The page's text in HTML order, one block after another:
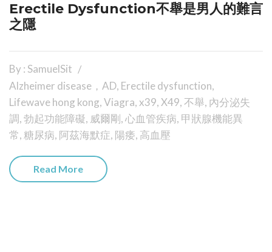
Erectile Dysfunction不舉是男人的難言
之隱
By : SamuelSit
Alzheimer disease，AD, Erectile dysfunction,
Lifewave hong kong,Viagra,x39,X49, 不舉, 內分泌失
調,勃起功能障礙, 威爾剛,心血管疾病, 甲狀腺機能異
常,糖尿病, 阿茲海默症, 陽痿, 高血壓
Read More